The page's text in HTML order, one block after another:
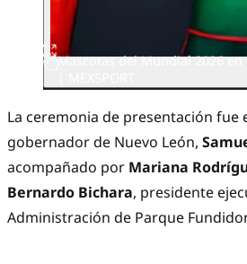
Mascotas del Mundial 2026 en
La ceremonia de presentación fue
gobernador de Nuevo León,
acompañado por Mariana
Bernardo Bichara, presidente
Administración de Parque